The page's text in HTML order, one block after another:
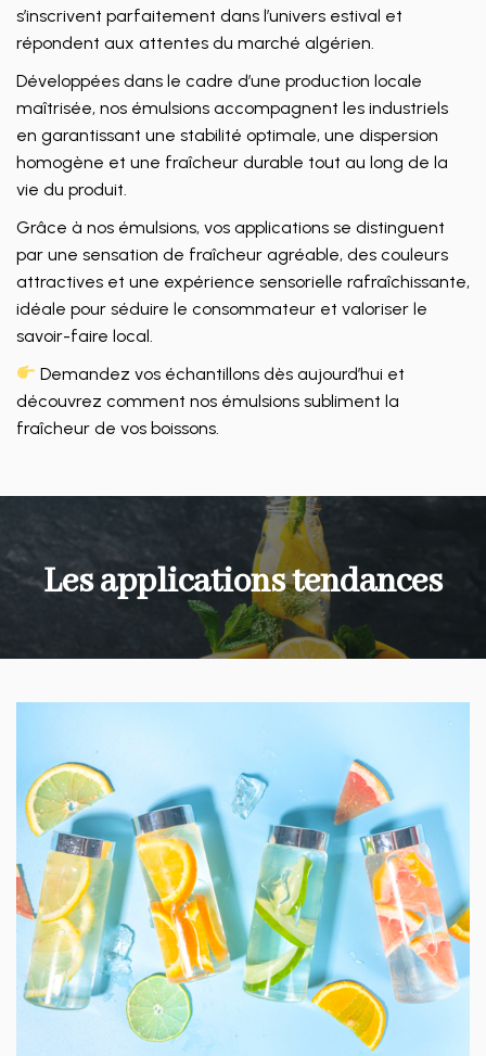
s’inscrivent parfaitement dans l’univers estival et
répondent aux attentes du marché algérien.
Développées dans le cadre d’une production locale
maîtrisée, nos émulsions accompagnent les industriels
en garantissant une stabilité optimale, une dispersion
homogène et une fraîcheur durable tout au long de la
vie du produit.
Grâce à nos émulsions, vos applications se distinguent
par une sensation de fraîcheur agréable, des couleurs
attractives et une expérience sensorielle rafraîchissante,
idéale pour séduire le consommateur et valoriser le
savoir-faire local.
Demandez vos échantillons dès aujourd’hui et
découvrez comment nos émulsions subliment la
fraîcheur de vos boissons.
Les applications tendances